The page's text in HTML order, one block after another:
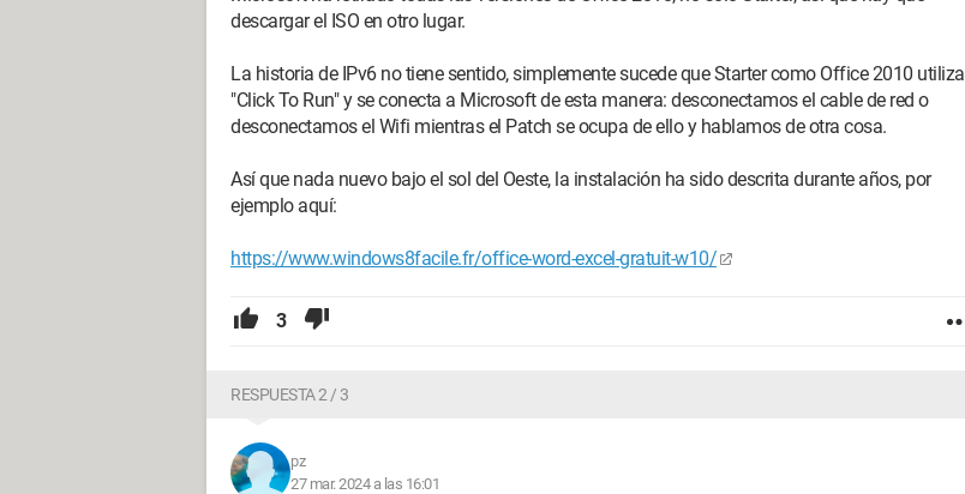
descargar el ISO en otro lugar.
La historia de IPv6 no tiene sentido, simplemente sucede que Starter como Office 2010 utiliza
"Click To Run" y se conecta a Microsoft de esta manera: desconectamos el cable de red o
desconectamos el Wifi mientras el Patch se ocupa de ello y hablamos de otra cosa.
Así que nada nuevo bajo el sol del Oeste, la instalación ha sido descrita durante años, por
ejemplo aquí:
https://www.windows8facile.fr/office-word-excel-gratuit-w10/
3
RESPUESTA 2 / 3
pz
27 mar. 2024 a las 16:01